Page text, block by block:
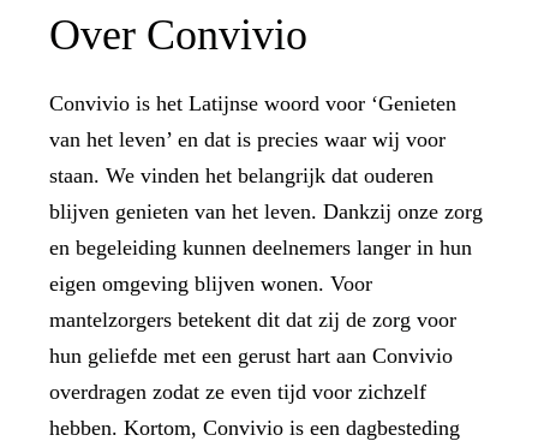
Over Convivio
Convivio is het Latijnse woord voor ‘Genieten
van het leven’ en dat is precies waar wij voor
staan. We vinden het belangrijk dat ouderen
blijven genieten van het leven. Dankzij onze zorg
en begeleiding kunnen deelnemers langer in hun
eigen omgeving blijven wonen. Voor
mantelzorgers betekent dit dat zij de zorg voor
hun geliefde met een gerust hart aan Convivio
overdragen zodat ze even tijd voor zichzelf
hebben. Kortom, Convivio is een dagbesteding